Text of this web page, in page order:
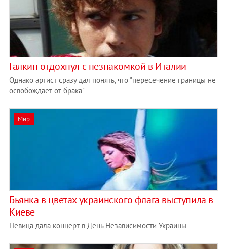
Галкин отдохнул с незнакомкой в Италии
Однако артист сразу дал понять, что "пересечение границы не
освобождает от брака"
Мир
Бьянка в цветах украинского флага выступила в
Киеве
Певица дала концерт в День Независимости Украины